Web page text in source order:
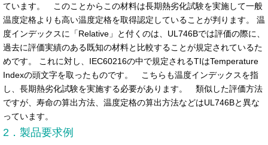
ています。 このことからこの材料は長期熱劣化試験を実施して一般
温度定格よりも高い温度定格を取得認定していることが判ります。 温
度インデックスに「Relative」と付くのは、UL746Bでは評価の際に、
過去に評価実績のある既知の材料と比較することが規定されているた
めです。 これに対し、IEC60216の中で規定されるTIはTemperature
Indexの頭文字を取ったものです。 こちらも温度インデックスを指
し、長期熱劣化試験を実施する必要があります。 類似した評価方法
ですが、寿命の算出方法、温度定格の算出方法などはUL746Bと異な
っています。
2．製品要求例